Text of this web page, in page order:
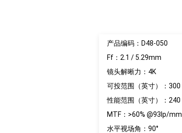
产品编码：D48-050
Ff：2.1 / 5.29mm
镜头解晰力：4K
可投范围（英寸）：300
性能范围（英寸）：240
MTF：>60% @93lp/mm
水平视场角：90°